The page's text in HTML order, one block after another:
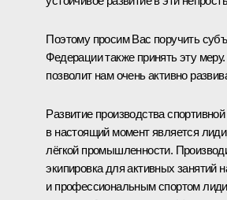
Поэтому просим Вас поручить
Федерации также принять эту
позволит нам очень активно
Развитие производства
в настоящий момент является
лёгкой промышленности.
экипировка для активных занятий
и профессиональным спортом